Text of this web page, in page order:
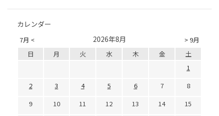
カレンダー
7月 < > 9月
2026年8月
日 月 火 水 木 金
土
1
2
3 4 5 6 7
8
9
10 11 12 13 14
15